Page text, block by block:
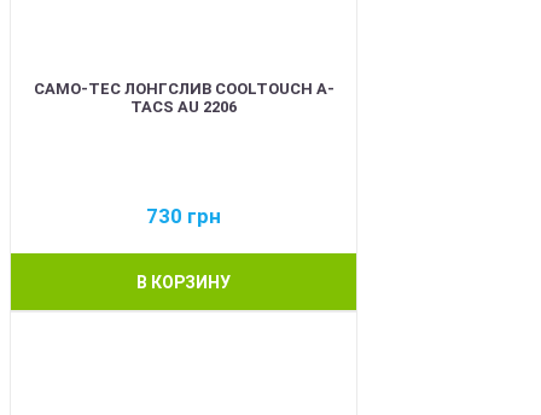
CAMO-TEC ЛОНГСЛИВ COOLTOUCH A-
TACS AU 2206
730 грн
В КОРЗИНУ